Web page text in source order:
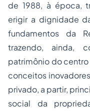
de 1988, à época,
erigir a dignidade
fundamentos da
trazendo, ainda,
patrimônio do
conceitos
privado, a partir,
social da